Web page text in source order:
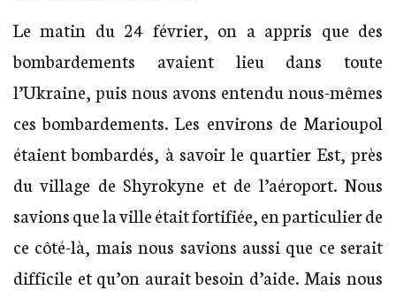
Le matin du 24 février, on a appris que des
bombardements avaient lieu dans toute
l’Ukraine, puis nous avons entendu nous-mêmes
ces bombardements. Les environs de Marioupol
étaient bombardés, à savoir le quartier Est, près
du village de Shyrokyne et de l’aéroport. Nous
savions que la ville était fortifiée, en particulier de
ce côté-là, mais nous savions aussi que ce serait
difficile et qu’on aurait besoin d’aide. Mais nous